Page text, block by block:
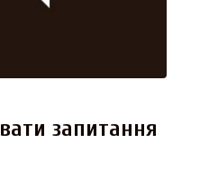
запитання